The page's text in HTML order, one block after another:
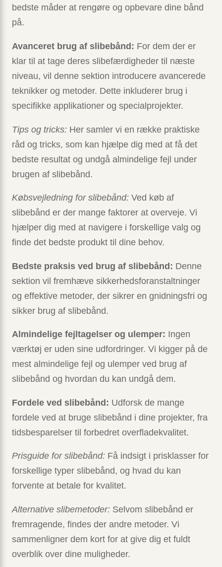
bedste måder at rengøre og opbevare dine bånd
på.
Avanceret brug af slibebånd: For dem der er
klar til at tage deres slibefærdigheder til næste
niveau, vil denne sektion introducere avancerede
teknikker og metoder. Dette inkluderer brug i
specifikke applikationer og specialprojekter.
Tips og tricks: Her samler vi en række praktiske
råd og tricks, som kan hjælpe dig med at få det
bedste resultat og undgå almindelige fejl under
brugen af slibebånd.
Købsvejledning for slibebånd: Ved køb af
slibebånd er der mange faktorer at overveje. Vi
hjælper dig med at navigere i forskellige valg og
finde det bedste produkt til dine behov.
Bedste praksis ved brug af slibebånd: Denne
sektion vil fremhæve sikkerhedsforanstaltninger
og effektive metoder, der sikrer en gnidningsfri og
sikker brug af slibebånd.
Almindelige fejltagelser og ulemper: Ingen
værktøj er uden sine udfordringer. Vi kigger på de
mest almindelige fejl og ulemper ved brug af
slibebånd og hvordan du kan undgå dem.
Fordele ved slibebånd: Udforsk de mange
fordele ved at bruge slibebånd i dine projekter, fra
tidsbesparelser til forbedret overfladekvalitet.
Prisguide for slibebånd: Få indsigt i prisklasser for
forskellige typer slibebånd, og hvad du kan
forvente at betale for kvalitet.
Alternative slibemetoder: Selvom slibebånd er
fremragende, findes der andre metoder. Vi
sammenligner dem kort for at give dig et fuldt
overblik over dine muligheder.